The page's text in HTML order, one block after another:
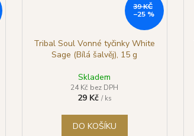
39 KČ
–25 %
Tribal Soul Vonné tyčinky White
Sage (Bílá šalvěj), 15 g
Skladem
24 Kč bez DPH
29 Kč/ ks
DO KOŠÍKU